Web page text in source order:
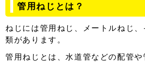
管用ねじとは？
ねじには管用ねじ、メートルねじ
類があります。
管用ねじとは、水道管などの配管